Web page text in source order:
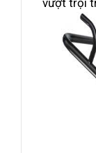
vượt trội